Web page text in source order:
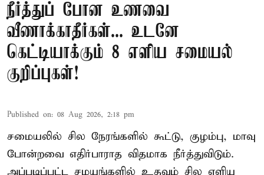
நீர்த்துப் போன உணவை
வீணாக்காதீர்கள்... உடனே
கெட்டியாக்கும் 8 எளிய சமையல்
குறிப்புகள்!
Published on: 08 Aug 2026, 2:18 pm
சமையலில் சில நேரங்களில் கூட்டு, குழம்பு, மாவு
போன்றவை எதிர்பாராத விதமாக நீர்த்துவிடும்.
அப்படிப்பட்ட சமயங்களில் உதவும் சில எளிய